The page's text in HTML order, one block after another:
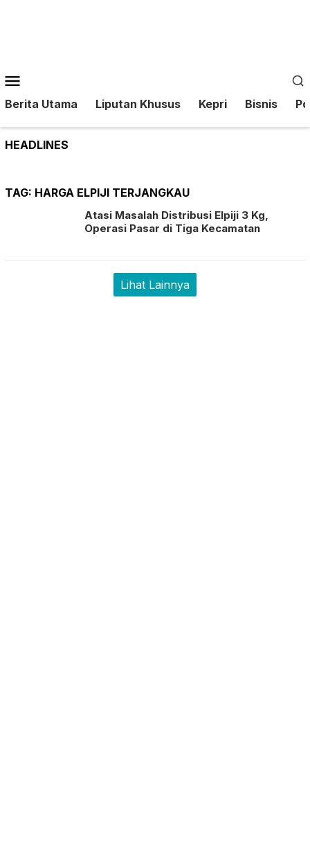
Mobile
Berita Utama Liputan Khusus Kepri Bisnis
HEADLINES
TAG: HARGA ELPIJI TERJANGKAU
Atasi Masalah Distribusi Elpiji 3 Kg,
Operasi Pasar di Tiga Kecamatan
Lihat Lainnya